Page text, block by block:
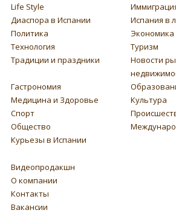
Life Style
Диаспора в Испании
Испания в
Политика
Экономика
Технология
Туризм
Традиции и праздники
Новости
Гастрономия
Медицина и Здоровье
Культура
Спорт
Общество
Курьезы в Испании
Видеопродакшн
О компании
Контакты
Вакансии